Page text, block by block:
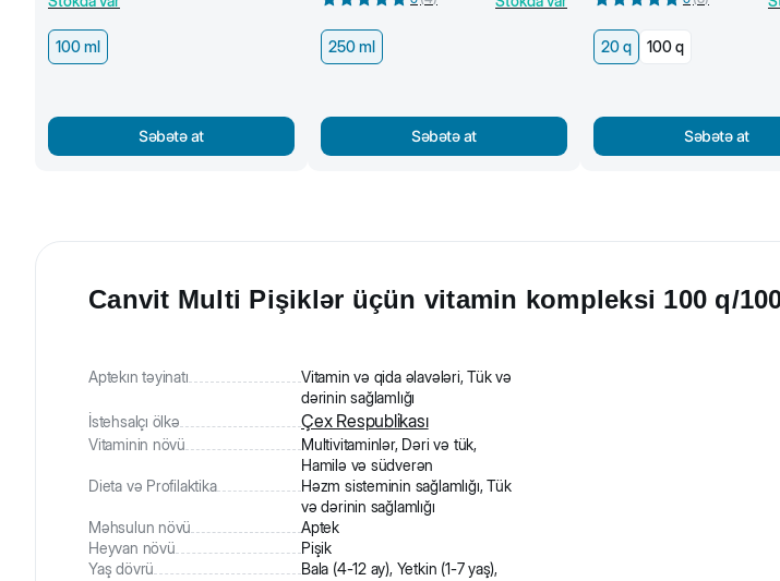
100 ml
Səbətə at
250 ml
Səbətə at
20 q 100 q
Səbətə at
Canvit Multi Pişiklər üçün vitamin kompleksi 100 q/
Aptekın təyinatı
Vitamin və qida əlavələri, Tük və
dərinin sağlamlığı
İstehsalçı ölkə
Çex Respublikası
Vitaminin növü
Multivitaminlər, Dəri və tük,
Hamilə və südverən
Dieta və Profilaktika
Həzm sisteminin sağlamlığı, Tük
və dərinin sağlamlığı
Məhsulun növü
Aptek
Heyvan növü
Pişik
Yaş dövrü
Bala (4-12 ay), Yetkin (1-7 yaş),